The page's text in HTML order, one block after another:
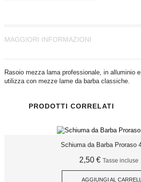
MAGGIORI INFORMAZIONI
Rasoio mezza lama professionale, in alluminio
utilizza con mezze lame da barba classiche.
PRODOTTI CORRELATI
Schiuma da Barba Proraso
2,50 € Tasse incluse
AGGIUNGI AL